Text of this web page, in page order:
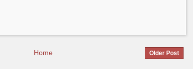
Older Post
Home